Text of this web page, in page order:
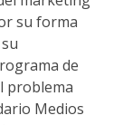
su forma
de
problema
Medios